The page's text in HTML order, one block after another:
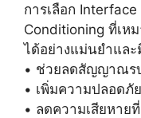
การเลือก
Conditioning ที่เห
ได้อย่างแม่นยำแล
• ช่วยลดสัญญาณร
• เพิ่มความปลอด
• ลดความเสียหาย